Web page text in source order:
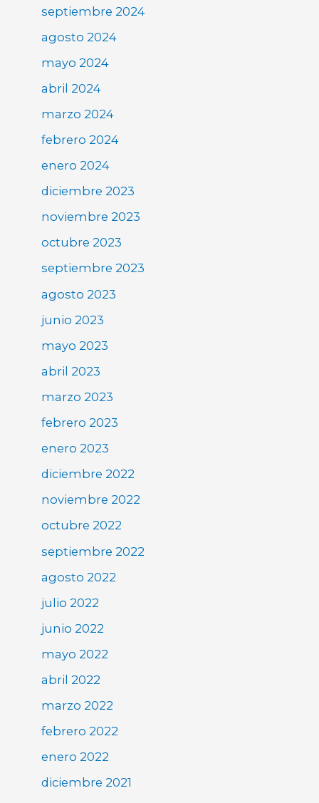
septiembre 2024
agosto 2024
mayo 2024
abril 2024
marzo 2024
febrero 2024
enero 2024
diciembre 2023
noviembre 2023
octubre 2023
septiembre 2023
agosto 2023
junio 2023
mayo 2023
abril 2023
marzo 2023
febrero 2023
enero 2023
diciembre 2022
noviembre 2022
octubre 2022
septiembre 2022
agosto 2022
julio 2022
junio 2022
mayo 2022
abril 2022
marzo 2022
febrero 2022
enero 2022
diciembre 2021